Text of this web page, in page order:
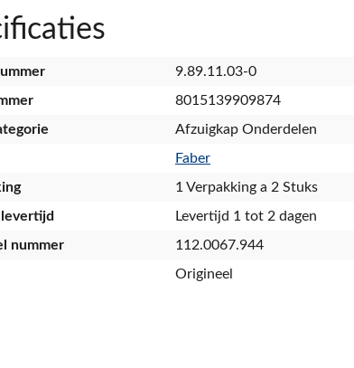
9.89.11.03-0
8015139909874
Afzuigkap Onderdelen
Faber
1 Verpakking a 2 Stuks
Levertijd 1 tot 2 dagen
nummer
112.0067.944
Origineel